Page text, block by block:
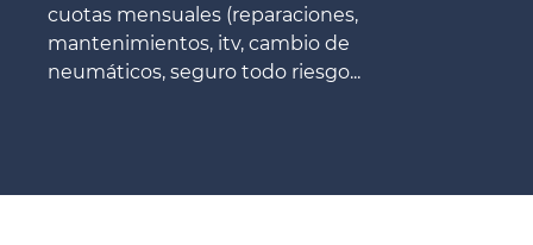
cuotas mensuales (reparaciones,
mantenimientos, itv, cambio de
neumáticos, seguro todo riesgo...